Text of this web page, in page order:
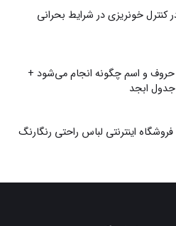
کنترل خونریزی در شرایط بحرانی
حروف و اسم چگونه انجام می‌شود +
جدول ابجد
فروشگاه اینترنتی لباس راحتی رنگارنگ